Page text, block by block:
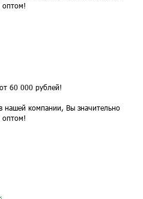
оптом!
60 000 рублей!
нашей компании, Вы значительно
оптом!